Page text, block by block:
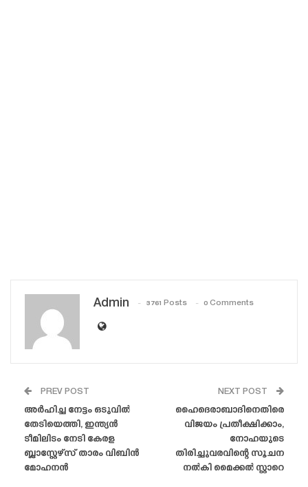
Admin 3761 Posts 0 Comments
PREV POST
അർഹിച്ച നേട്ടം ഒടുവിൽ
തേടിയെത്തി, ഇന്ത്യൻ
ടീമിലിടം നേടി കേരള
ബ്ലാസ്റ്റേഴ്‌സ് താരം വിബിൻ
മോഹനൻ
NEXT POST
ഹൈദെരാബാദിനെതിരെ
വിജയം പ്രതീക്ഷിക്കാം,
നോഹയുടെ
തിരിച്ചുവരവിന്റെ സൂചന
നൽകി മൈക്കൽ സ്റ്റാറെ